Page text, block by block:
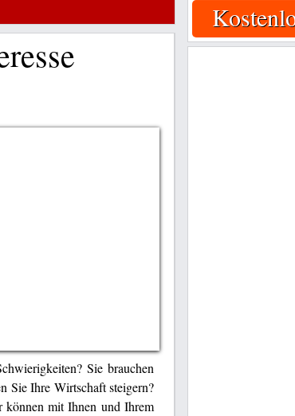
Sie brauchen
Sie Ihre Wirtschaft steigern?
können mit Ihnen und Ihrem